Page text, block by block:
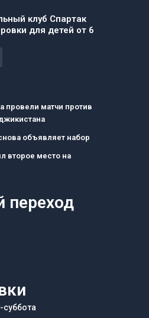
клуб Спартак
для детей от 6
провели матчи против
объявляет набор
второе место на
переход
суббота